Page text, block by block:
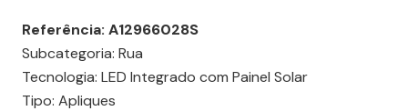
Referência: A12966028S
Subcategoria: Rua
Tecnologia: LED Integrado com Painel Solar
Tipo: Apliques